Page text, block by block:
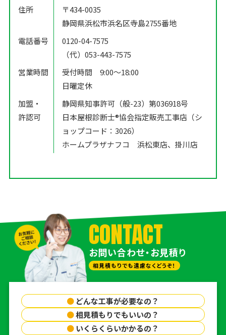
住所
〒434-0035
静岡県浜松市浜名区寺島2755番地
電話番号
0120-04-7575
（代）053-443-7575
営業時間
受付時間 9:00〜18:00
日曜定休
加盟・
許認可
静岡県知事許可（般-23）第036918号
日本屋根診断士®️協会指定販売工事店（シ
ョップコード：3026）
ホームプラザナフコ 浜松東店、掛川店
CONTACT
お問い合わせ・お見積り
相見積もりでも遠慮なくどうぞ！
● どんな工事が必要なの？
●相見積もりでもいいの？
● いくらくらいかかるの？